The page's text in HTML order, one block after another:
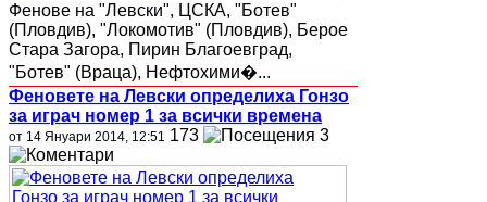
Фенове на "Левски", ЦСКА, "Ботев"
(Пловдив), "Локомотив" (Пловдив), Берое
Стара Загора, Пирин Благоевград,
"Ботев" (Враца), Нефтохими�...
Феновете на Левски определиха Гонзо
за играч номер 1 за всички времена
от 14 Януари 2014, 12:51 173 3